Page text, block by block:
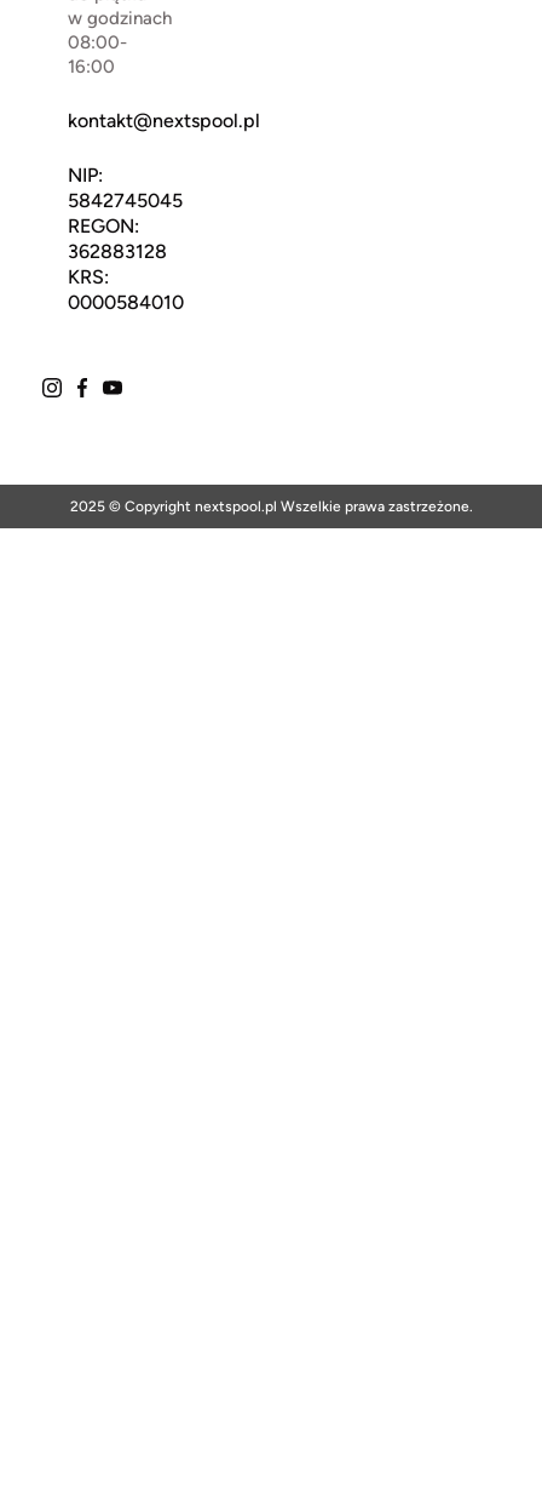
w godzinach
08:00-
16:00
kontakt@nextspool.pl
NIP:
5842745045
REGON:
362883128
KRS:
0000584010